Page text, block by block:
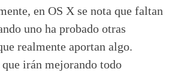
en OS X se nota que faltan
uno ha probado otras
realmente aportan algo.
que irán mejorando todo